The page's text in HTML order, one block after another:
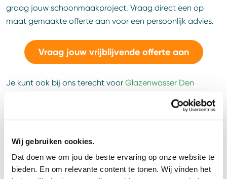
Wij gebruiken cookies.
Dat doen we om jou de beste ervaring op onze website te
bieden. En om relevante content te tonen. Wij vinden het
graag jouw schoonmaakproject. Vraag direct een op
maat gemaakte offerte aan voor een persoonlijk advies.
Vraag jouw vrijblijvende offerte aan
Je kunt ook bij ons terecht voor Glazenwasser Den
Contact